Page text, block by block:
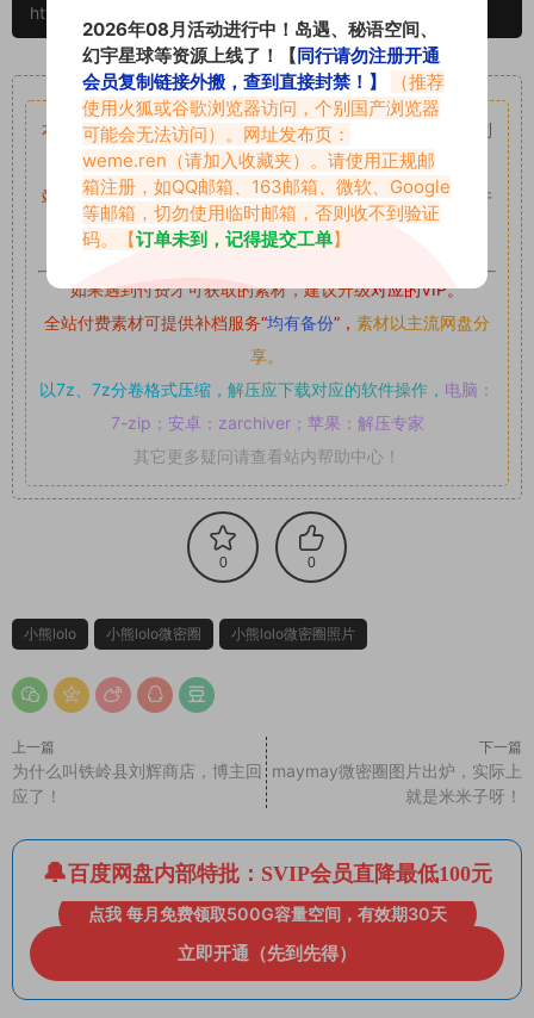
https://www.vmiba.top/5078.html
重要声明
本站资源均来自网络分享，如有侵犯你的权益请私信留言
收到
留言后，我们会第一时间进行审核后删除。
站内资源为网友个人学习或测试研究使用，未经原版权作者许
可,禁止用于任何商业途径！请在下载24小时内删除！
如果遇到付费才可获取的素材，建议升级对应的VIP。
全站付费素材可提供补档服务“均有备份”， 素材以主流网盘分
享。
以7z、7z分卷格式压缩， 解压应下载对应的软件操作， 电脑：
7-zip；安卓：zarchiver；苹果：解压专家
其它更多疑问请查看站内帮助中心！
0 0
小熊lolo 小熊lolo微密圈 小熊lolo微密圈照片
上一篇
为什么叫铁岭县刘辉商店，博主回
应了！
下一篇
maymay微密圈图片出炉，实际上
就是米米子呀！
百度网盘内部特批：SVIP会员直降最低100元
点我 每月免费领取500G容量空间，有效期30天
立即开通（先到先得）
2026年08月活动进行中！岛遇、秘语空间、
幻宇星球等资源上线了！【同行请勿注册开通
会员复制链接外搬，查到直接封禁！】
（推荐
使用火狐或谷歌浏览器访问，个别国产浏览器
可能会无法访问）。网址发布页：
weme.ren （请加入收藏夹）。请使用正规邮
箱注册，如QQ邮箱、163邮箱、微软、Google
等邮箱，切勿使用临时邮箱，否则收不到验证
码。【订单未到，记得提交工单】